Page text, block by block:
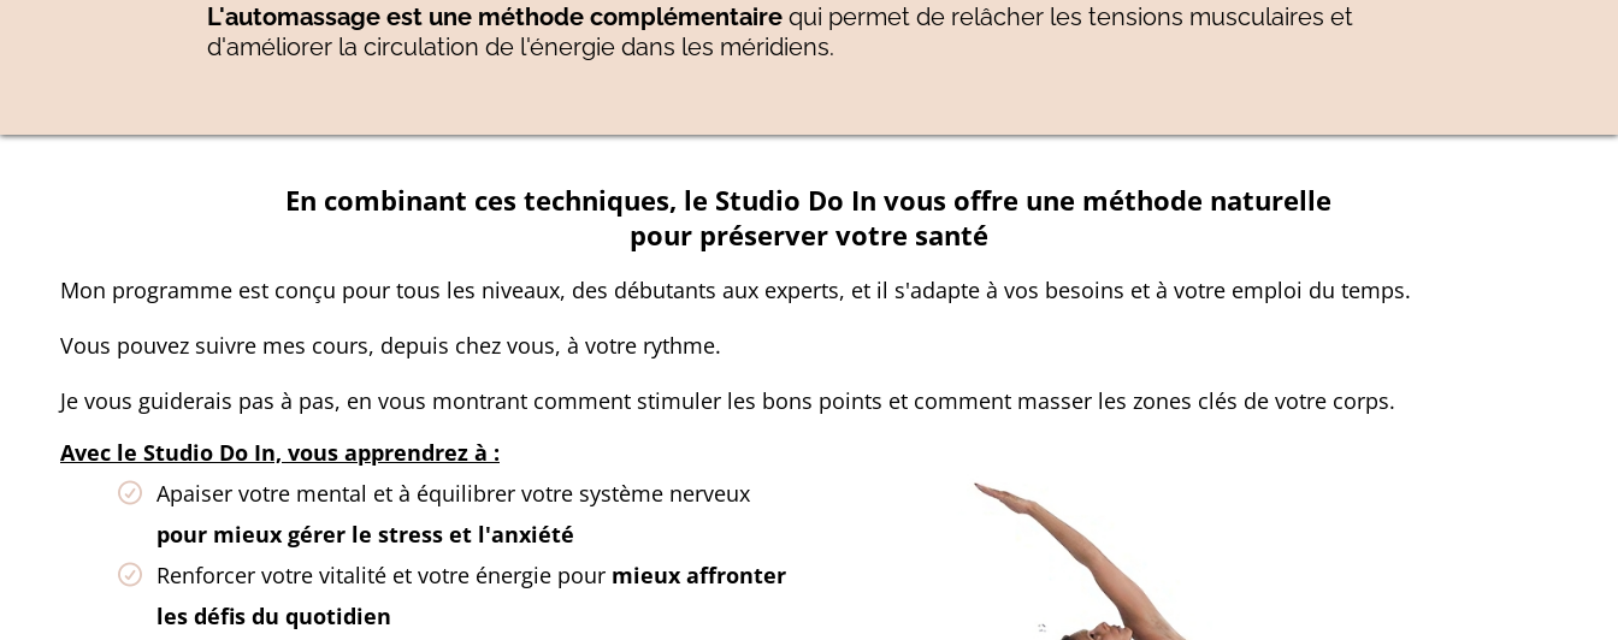
L'automassage est une méthode complémentaire qui permet de relâcher les tensions musculaires et
d'améliorer la circulation de l'énergie dans les méridiens.
En combinant ces techniques, le Studio Do In vous offre une méthode naturelle
pour préserver votre santé
Mon programme est conçu pour tous les niveaux, des débutants aux experts, et il s'adapte à vos besoins et à votre emploi du temps.
Vous pouvez suivre mes cours, depuis chez vous, à votre rythme.
Je vous guiderais pas à pas, en vous montrant comment stimuler les bons points et comment masser les zones clés de votre corps.
Avec le Studio Do In, vous apprendrez à :
Apaiser votre mental et à équilibrer votre système nerveux
pour mieux gérer le stress et l'anxiété
Renforcer votre vitalité et votre énergie pour mieux affronter
les défis du quotidien